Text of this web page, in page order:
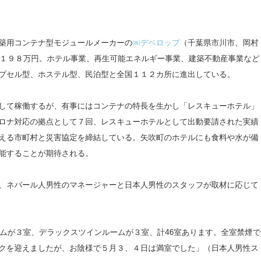
用コンテナ型モジュールメーカーの㈱デベロップ（千葉県市川市、岡村
９８万円。ホテル事業、再生可能エネルギー事業、建築不動産事業など
ル型、ホステル型、民泊型と全国１１２カ所に進出している。
稼働するが、有事にはコンテナの特長を生かし「レスキューホテル」
ナ対応の拠点として７回、レスキューホテルとして出動要請された実績
る市町村と災害協定を締結している。矢吹町のホテルにも食料や水が備
することが期待される。
パール人男性のマネージャーと日本人男性のスタッフが取材に応じて
３室、デラックスツインルームが３室、計46室あります。全室禁煙で
を迎えましたが、お陰様で５月３、４日は満室でした」（日本人男性ス